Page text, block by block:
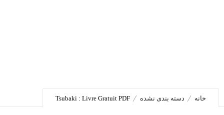
خانه دسته بندی نشده Tsubaki : Livre Gratuit PDF